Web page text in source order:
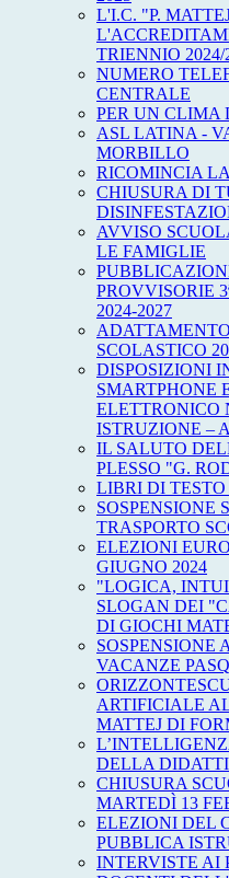
L'I.C. "P.
TRIENNIO 2024/
NUMERO
CENTRALE
PER UN CLIMA
ASL LATINA -
MORBILLO
RICOMINCIA
CHIUSURA DI
AVVISO
LE FAMIGLIE
PROVVISORIE
2024-2027
SCOLASTICO
DISPOSIZIONI
SMARTPHONE
ELETTRONICO
ISTRUZIONE –
IL SALUTO
PLESSO "G.
LIBRI DI TESTO
SOSPENSIONE
TRASPORTO
ELEZIONI
GIUGNO 2024
"LOGICA,
SLOGAN DEI
DI GIOCHI
SOSPENSIONE
VACANZE
ARTIFICIALE
MATTEJ DI
DELLA
CHIUSURA
MARTEDÌ 13
ELEZIONI DEL
PUBBLICA
INTERVISTE AI